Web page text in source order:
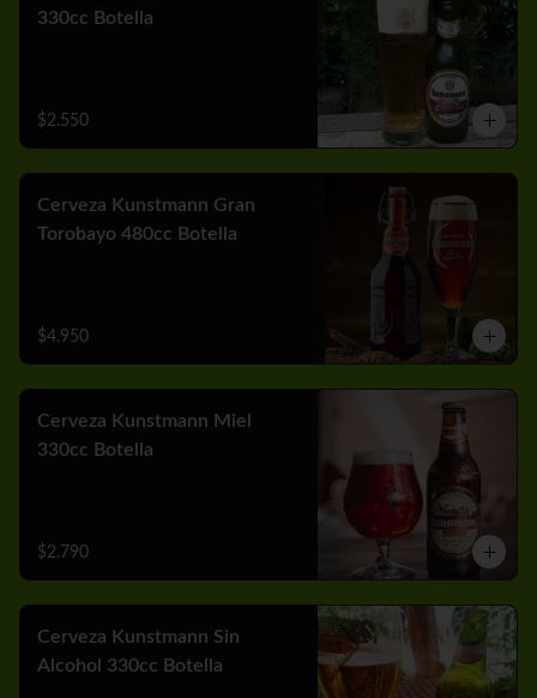
330cc Botella
$2.550
Cerveza Kunstmann Gran
Torobayo 480cc Botella
$4.950
Cerveza Kunstmann Miel
330cc Botella
$2.790
Cerveza Kunstmann Sin
Alcohol 330cc Botella